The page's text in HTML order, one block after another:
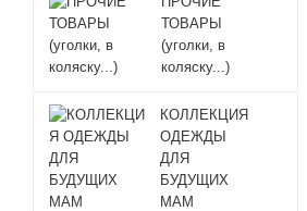
ТОВАРЫ
(уголки, в
коляску...)
КОЛЛЕКЦИЯ
ОДЕЖДЫ
ДЛЯ
БУДУЩИХ
МАМ